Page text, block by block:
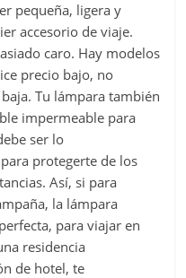
pequeña, ligera y
accesorio de viaje.
caro. Hay modelos
precio bajo, no
Tu lámpara también
impermeable para
ser lo
protegerte de los
Así, si para
la lámpara
para viajar en
residencia
de hotel, te